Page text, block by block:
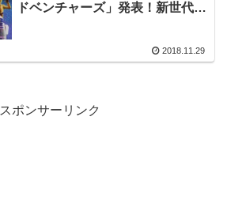
ドベンチャーズ」発表！新世代の
2018.11.29
スポンサーリンク